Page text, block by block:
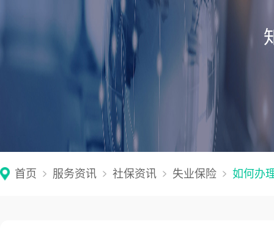
首页 服务资讯 社保资讯 失业保险 如何办